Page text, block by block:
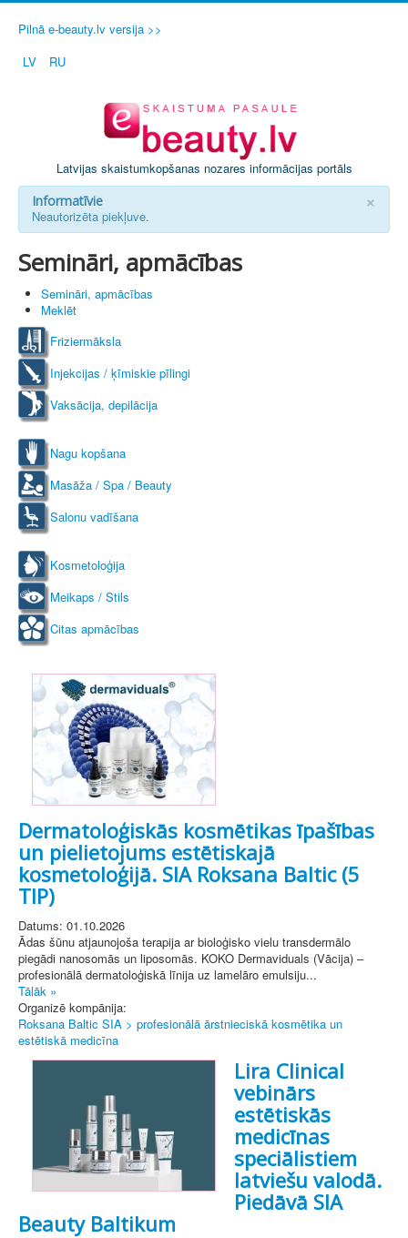
Pilnā e-beauty.lv versija >>
LV
RU
Latvijas skaistumkopšanas nozares informācijas portāls
×
Informatīvie
Neautorizēta piekļuve.
Semināri, apmācības
Semināri, apmācības
Meklēt
Friziermāksla
Injekcijas / ķīmiskie pīlingi
Vaksācija, depilācija
Nagu kopšana
Masāža / Spa / Beauty
Salonu vadīšana
Kosmetoloģija
Meikaps / Stils
Citas apmācības
Dermatoloģiskās kosmētikas īpašības
un pielietojums estētiskajā
kosmetoloģijā. SIA Roksana Baltic (5
TIP)
Datums: 01.10.2026
Ādas šūnu atjaunojoša terapija ar bioloģisko vielu transdermālo
piegādi nanosomās un liposomās. KOKO Dermaviduals (Vācija) –
profesionālā dermatoloģiskā līnija uz lamelāro emulsiju...
Tālāk »
Organizē kompānija:
Roksana Baltic SIA > profesionālā ārstnieciskā kosmētika un
estētiskā medicīna
Lira Clinical
vebinārs
estētiskās
medicīnas
speciālistiem
latviešu valodā.
Piedāvā SIA
Beauty Baltikum